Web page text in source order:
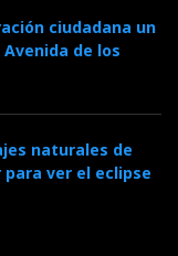
ciudadana un
de los
naturales de
para ver el eclipse